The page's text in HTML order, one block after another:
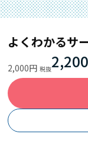
よくわかるサ
2,000円